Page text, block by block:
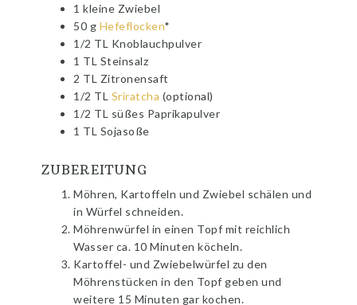
1 kleine Zwiebel
50 g Hefeflocken*
1/2 TL Knoblauchpulver
1 TL Steinsalz
2 TL Zitronensaft
1/2 TL Sriratcha (optional)
1/2 TL süßes Paprikapulver
1 TL Sojasoße
ZUBEREITUNG
Möhren, Kartoffeln und Zwiebel schälen und
in Würfel schneiden.
Möhrenwürfel in einen Topf mit reichlich
Wasser ca. 10 Minuten köcheln.
Kartoffel- und Zwiebelwürfel zu den
Möhrenstücken in den Topf geben und
weitere 15 Minuten gar kochen.